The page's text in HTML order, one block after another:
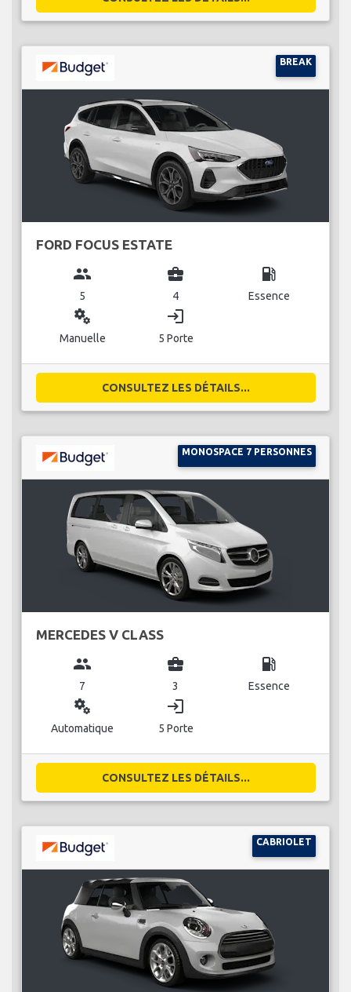
BREAK
FORD FOCUS ESTATE
group
5
business_center
4
local_gas_station
Essence
miscellaneous_services
Manuelle
login
5 Porte
CONSULTEZ LES DÉTAILS...
MONOSPACE 7 PERSONNES
MERCEDES V CLASS
group
7
business_center
3
local_gas_station
Essence
miscellaneous_services
Automatique
login
5 Porte
CONSULTEZ LES DÉTAILS...
CABRIOLET